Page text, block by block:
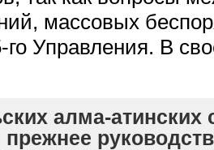
массовых
Управления. В
алма-атинских